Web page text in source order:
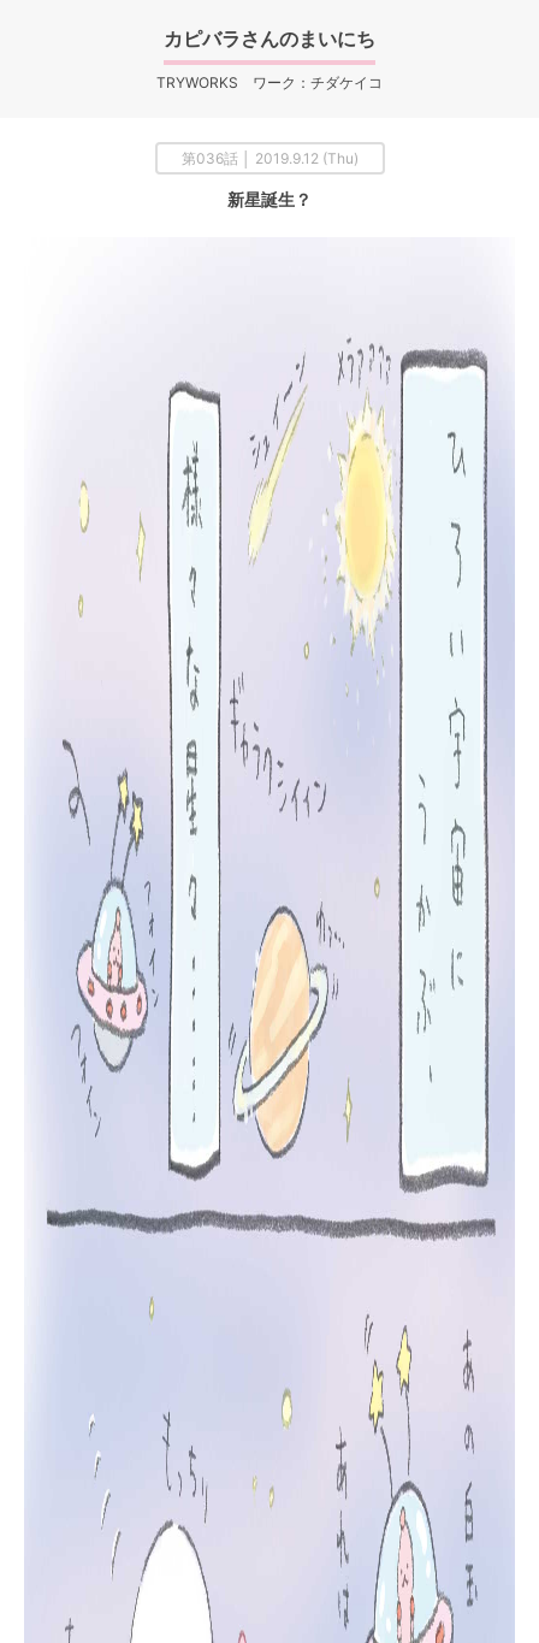
カピバラさんのまいにち
TRYWORKS ワーク：チダケイコ
第036話 │ 2019.9.12 (Thu)
新星誕生？